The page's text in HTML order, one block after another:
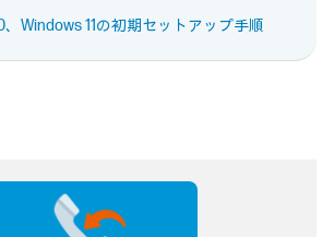
、Windows 11の初期セットアップ手順